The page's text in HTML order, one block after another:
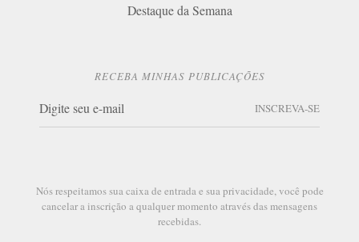
Destaque da Semana
RECEBA MINHAS PUBLICAÇÕES
INSCREVA-SE
Nós respeitamos sua caixa de entrada e sua privacidade, você pode
cancelar a inscrição a qualquer momento através das mensagens
recebidas.